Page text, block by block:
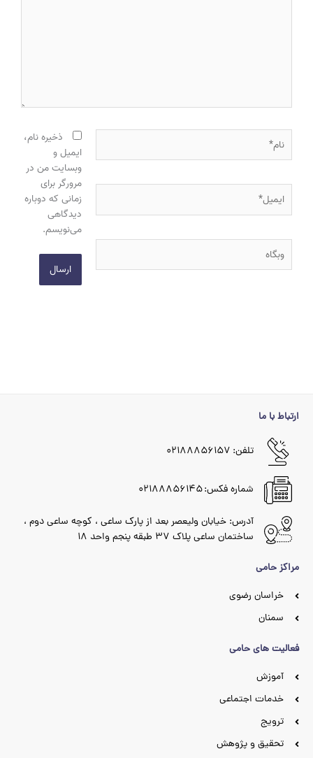
وبگاه
ذخیره نام،
ایمیل و
وبسایت من در
مرورگر برای
زمانی که دوباره
دیدگاهی
می‌نویسم.
ارتباط با ما
تلفن: ۰۲۱۸۸۸۵۶۱۵۷
شماره فکس: ۰۲۱۸۸۸۵۶۱۴۵
آدرس: خیابان ولیعصر بعد از پارک ساعی ، کوچه ساعی دوم ،
ساختمان ساعی پلاک ۳۷ طبقه پنجم واحد ۱۸
مراکز حامی
خراسان رضوی
سمنان
فعالیت های حامی
آموزش
خدمات اجتماعی
ترویج
تحقیق و پژوهش